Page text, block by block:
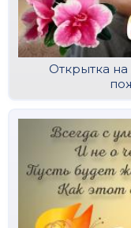
Открытка